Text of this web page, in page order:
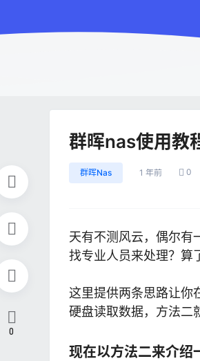
群晖nas使用教
群晖Nas 1 年前 0
天有不测风云，偶尔有
找专业人员来处理？算
这里提供两条思路让你
硬盘读取数据，方法二
现在以方法二来介绍
0